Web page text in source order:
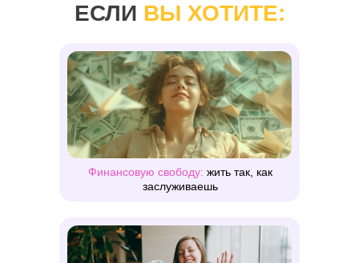
ЕСЛИ ВЫ ХОТИТЕ:
Финансовую свободу: жить так, как
заслуживаешь